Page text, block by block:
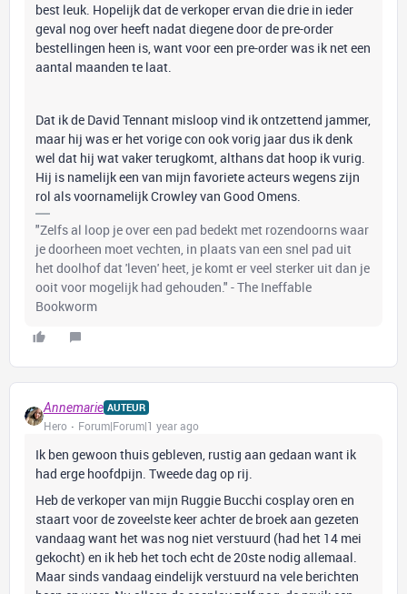
best leuk. Hopelijk dat de verkoper ervan die drie in ieder
geval nog over heeft nadat diegene door de pre-order
bestellingen heen is, want voor een pre-order was ik net een
aantal maanden te laat.
Dat ik de David Tennant misloop vind ik ontzettend jammer,
maar hij was er het vorige con ook vorig jaar dus ik denk
wel dat hij wat vaker terugkomt, althans dat hoop ik vurig.
Hij is namelijk een van mijn favoriete acteurs wegens zijn
rol als voornamelijk Crowley van Good Omens.
"Zelfs al loop je over een pad bedekt met rozendoorns waar
je doorheen moet vechten, in plaats van een snel pad uit
het doolhof dat 'leven' heet, je komt er veel sterker uit dan je
ooit voor mogelijk had gehouden." - The Ineffable
Bookworm
Annemarie AUTEUR
Hero Forum|Forum|1 year ago
Ik ben gewoon thuis gebleven, rustig aan gedaan want ik
had erge hoofdpijn. Tweede dag op rij.
Heb de verkoper van mijn Ruggie Bucchi cosplay oren en
staart voor de zoveelste keer achter de broek aan gezeten
vandaag want het was nog niet verstuurd (had het 14 mei
gekocht) en ik heb het toch echt de 20ste nodig allemaal.
Maar sinds vandaag eindelijk verstuurd na vele berichten